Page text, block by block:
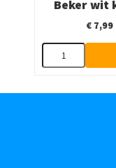
Beker wit
€ 7,99